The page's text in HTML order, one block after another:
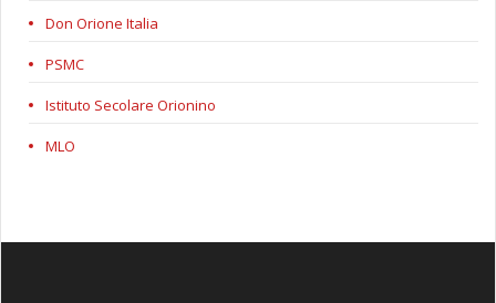
Don Orione Italia
PSMC
Istituto Secolare Orionino
MLO